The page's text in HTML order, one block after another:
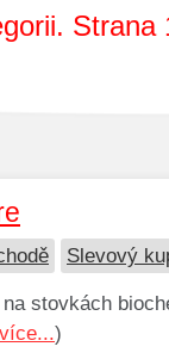
Strana
Slevový
stovkách
více...)